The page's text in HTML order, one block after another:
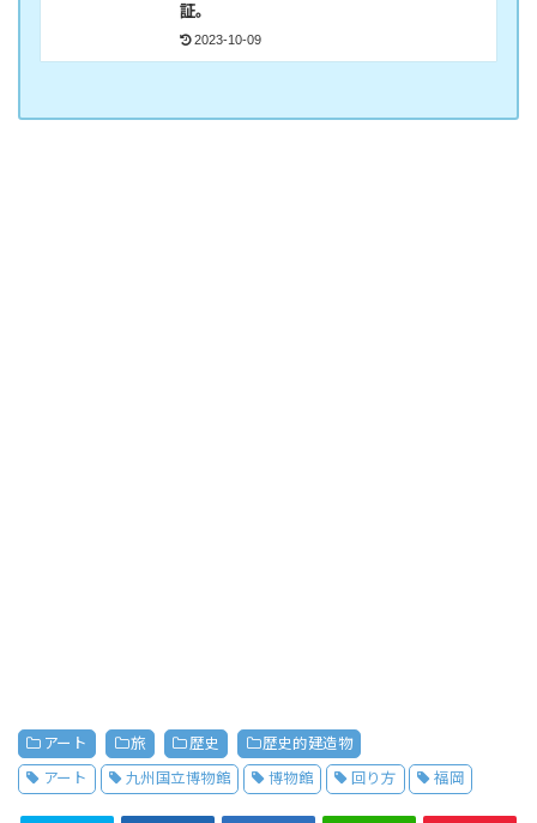
証。
2023-10-09
アート 旅 歴史 歴史的建造物
アート 九州国立博物館 博物館 回り方 福岡